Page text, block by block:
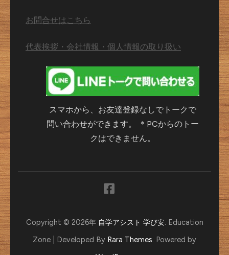
お問合せはこちら
代表挨拶・会社情報・個人情報の取り扱い
スマホから、お友達登録なしでトークで
問い合わせができます。 ＊PCからのトー
クはできません。
Copyright © 2026年 自学アシスト 学び安. Education
Zone | Developed By Rara Themes. Powered by